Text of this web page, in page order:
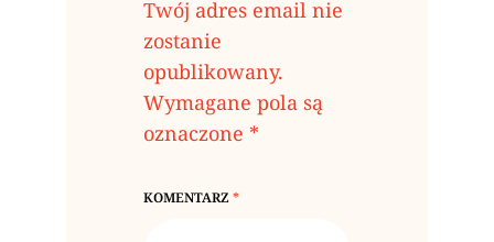
Twój adres email nie
zostanie
opublikowany.
Wymagane pola są
oznaczone *
KOMENTARZ*